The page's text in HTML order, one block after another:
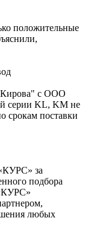
положительные
с ООО
серии KL, KM не
срокам поставки
за
подбора
любых